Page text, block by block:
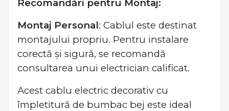
Recomandări pentru Montaj:
Montaj Personal: Cablul este destinat
montajului propriu. Pentru instalare
corectă și sigură, se recomandă
consultarea unui electrician calificat.
Acest cablu electric decorativ cu
împletitură de bumbac bej este ideal